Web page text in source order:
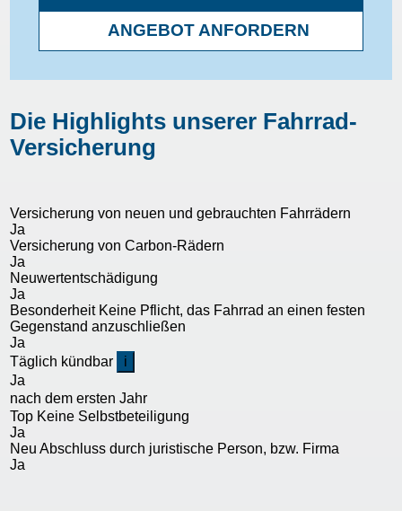
ANGEBOT ANFORDERN
Die Highlights unserer Fahrrad-
Versicherung
Versicherung von neuen und gebrauchten Fahrrädern
Ja
Versicherung von Carbon-Rädern
Ja
Neuwertentschädigung
Ja
Besonderheit Keine Pflicht, das Fahrrad an einen festen
Gegenstand anzuschließen
Ja
Täglich kündbar
i
Ja
nach dem ersten Jahr
Top Keine Selbstbeteiligung
Ja
Neu Abschluss durch juristische Person, bzw. Firma
Ja